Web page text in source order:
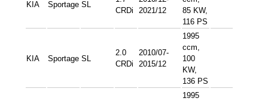
KIA Sportage SL
CRDi
2021/12
85 KW,
116 PS
KIA Sportage SL
2.0
CRDi
2010/07-
2015/12
1995
ccm,
100
KW,
136 PS
1995